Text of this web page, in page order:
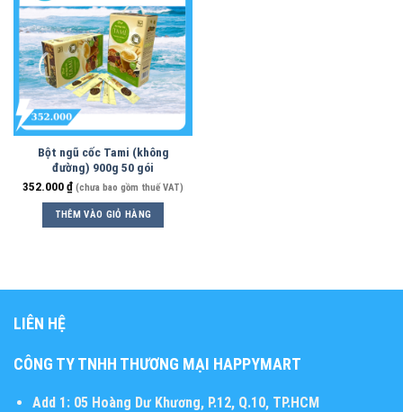
Bột ngũ cốc Tami (không
đường) 900g 50 gói
352.000₫ (chưa bao gồm thuế VAT)
THÊM VÀO GIỎ HÀNG
LIÊN HỆ
CÔNG TY TNHH THƯƠNG MẠI HAPPYMART
Add 1:05 Hoàng Dư Khương, P.12, Q.10, TP.HCM